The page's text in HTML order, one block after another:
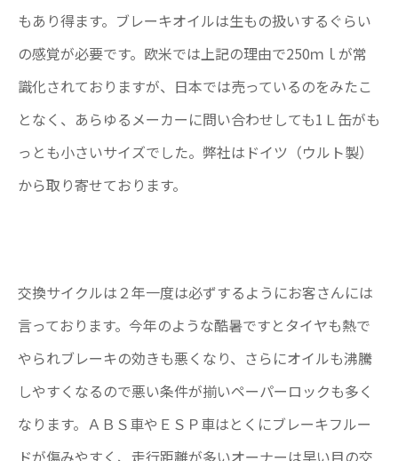
もあり得ます。ブレーキオイルは生もの扱いするぐらい
の感覚が必要です。欧米では上記の理由で250ｍｌが常
識化されておりますが、日本では売っているのをみたこ
となく、あらゆるメーカーに問い合わせしても1Ｌ缶がも
っとも小さいサイズでした。弊社はドイツ（ウルト製）
から取り寄せております。
交換サイクルは２年一度は必ずするようにお客さんには
言っております。今年のような酷暑ですとタイヤも熱で
やられブレーキの効きも悪くなり、さらにオイルも沸騰
しやすくなるので悪い条件が揃いペーパーロックも多く
なります。ＡＢＳ車やＥＳＰ車はとくにブレーキフルー